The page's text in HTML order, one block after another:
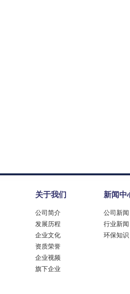
关于我们
公司简介
发展历程
企业文化
资质荣誉
企业视频
旗下企业
新闻中
公司新闻
行业新闻
环保知识